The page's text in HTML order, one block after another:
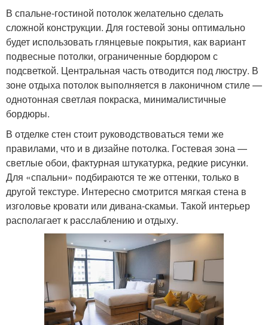
В спальне-гостиной потолок желательно сделать
сложной конструкции. Для гостевой зоны оптимально
будет использовать глянцевые покрытия, как вариант
подвесные потолки, ограниченные бордюром с
подсветкой. Центральная часть отводится под люстру. В
зоне отдыха потолок выполняется в лаконичном стиле —
однотонная светлая покраска, минималистичные
бордюры.
В отделке стен стоит руководствоваться теми же
правилами, что и в дизайне потолка. Гостевая зона —
светлые обои, фактурная штукатурка, редкие рисунки.
Для «спальни» подбираются те же оттенки, только в
другой текстуре. Интересно смотрится мягкая стена в
изголовье кровати или дивана-скамьи. Такой интерьер
располагает к расслаблению и отдыху.